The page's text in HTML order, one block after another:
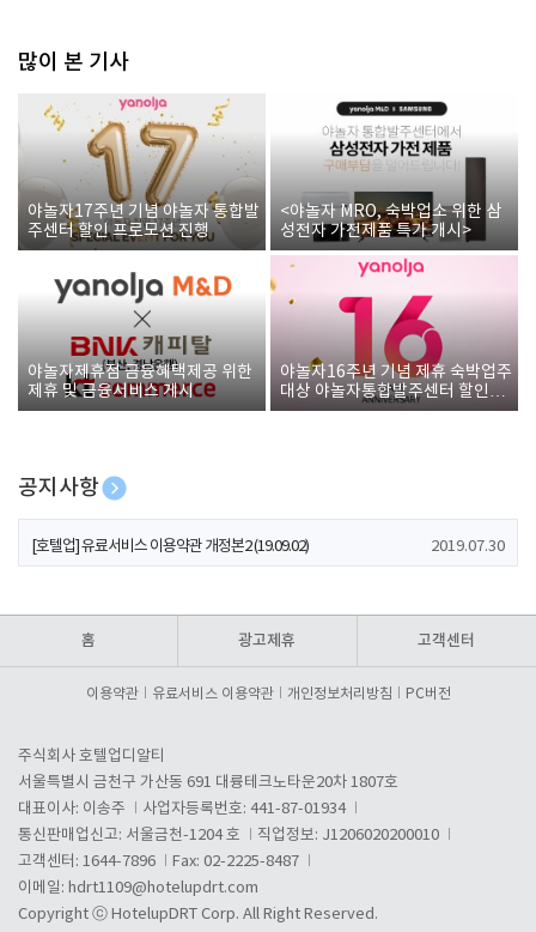
많이 본 기사
야놀자17주년 기념 야놀자 통합발
주센터 할인 프로모션 진행
<야놀자 MRO, 숙박업소 위한 삼
성전자 가전제품 특가 개시>
야놀자제휴점 금융혜택제공 위한
제휴 및 금융서비스 게시
야놀자16주년 기념 제휴 숙박업주
대상 야놀자통합발주센터 할인쿠
폰 증정
공지사항
[호텔업] 개인정보 처리방침 개정본1 (19.09.02)
[호텔업] 유료서비스 이용약관 개정본2 (19.09.02) 2019.07.30
홈 광고제휴 고객센터
이용약관 유료서비스 이용약관 개인정보처리방침 PC버전
주식회사 호텔업디알티
서울특별시 금천구 가산동 691 대륭테크노타운20차 1807호
대표이사: 이송주
사업자등록번호: 441-87-01934
통신판매업신고: 서울금천-1204 호
직업정보: J1206020200010
고객센터: 1644-7896
Fax: 02-2225-8487
이메일: hdrt1109@hotelupdrt.com
Copyright ⓒ HotelupDRT Corp. All Right Reserved.